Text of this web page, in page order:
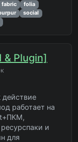
fabric
folia
social
& Plugin]
действие
работает на
и
для